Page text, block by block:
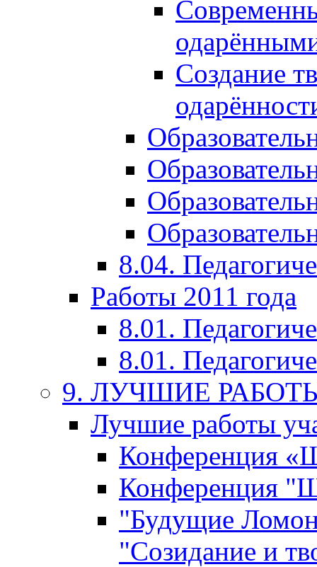
Создание
8.04.
Работы 2011 года
8.01.
8.01.
9. ЛУЧШИЕ
Лучшие работы
Конференция
Конференция
"Будущие
"Созидание и